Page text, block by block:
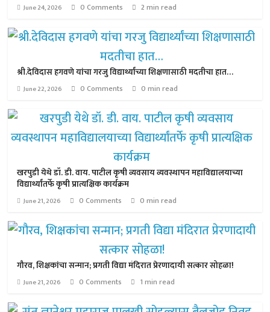
June 24, 2026 0 Comments 2 min read
श्री.देविदास हगवणे यांचा गरजु विद्यार्थ्यांच्या शिक्षणासाठी मदतीचा हात…
June 22, 2026 0 Comments 0 min read
खरपुडी येथे डॉ. डी. वाय. पाटील कृषी व्यवसाय व्यवस्थापन महाविद्यालयाच्या
विद्यार्थ्यांतर्फे कृषी प्रात्यक्षिक कार्यक्रम
June 21, 2026 0 Comments 0 min read
गौरव, शिक्षकांचा सन्मान; प्रगती विद्या मंदिरात प्रेरणादायी सत्कार सोहळा!
June 21, 2026 0 Comments 1 min read